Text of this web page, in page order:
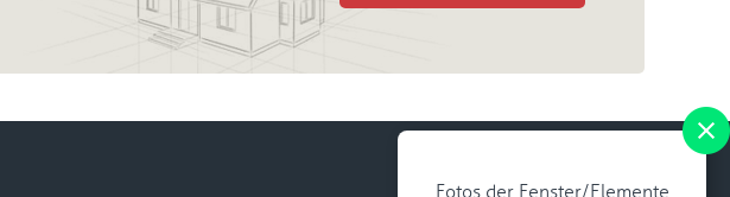
Fotos der Fenster/Elemente